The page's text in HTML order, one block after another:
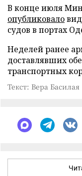
В конце июля
опубликовало
судов в портах
Неделей ранее
доставлявших
транспортных
Текст: Вера Басилая